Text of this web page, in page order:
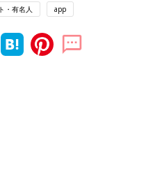
・有名人 app